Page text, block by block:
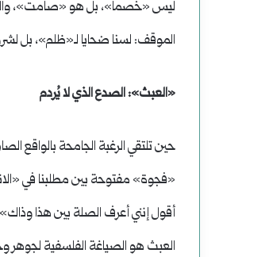
ليس «خصماً»، بل هو «صامت»،
الموقف: لسنا ضحايا لـ«ظلم»، بل
«العبث»: الصدع الذي لا يُردم
حين تلتقي الرغبة الجامحة بالواقع
«فجوة» مفتوحة بين مطلبنا في
أقول إنني أعرف الصلة بين هذا
العبث هو الصياغة الفلسفية لجوهر